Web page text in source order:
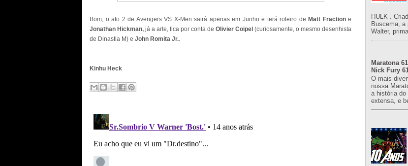
Bom, o ato 2 de Avengers VS X-Men sairá apenas em Junho e terá roteiro de Matt Fractione
Jonathan Hickman, já a arte, fica por conta de Olivier Coipel (curiosamente, o mesmo desenhista
de Dinastia M) e John Romita Jr..
Kinhu Heck
HULK .
Buscema, a
Walter,
Maratona
Nick Fury
O mais
nossa
a história
extensa, e